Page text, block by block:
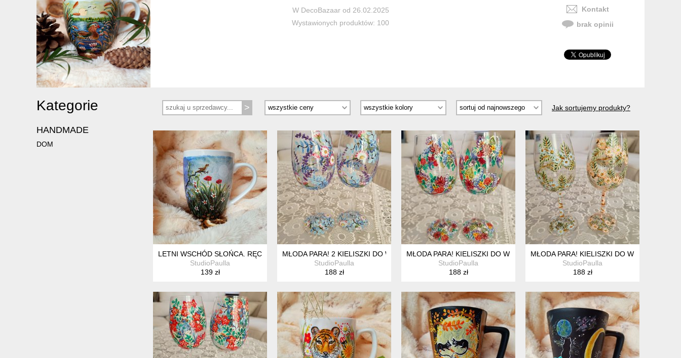
Kontakt
brak opinii
W DecoBazaar od 26.02.2025
Wystawionych produktów: 100
Kategorie
HANDMADE
DOM
Jak sortujemy produkty?
LETNI WSCHÓD SŁOŃCA. RĘCZNIE MALOWANY KUBEK 300 ML.
StudioPaulla
139 zł
MŁODA PARA! 2 KIELISZKI DO WINA 280 ML.
StudioPaulla
188 zł
MŁODA PARA! KIELISZKI DO WINA 280 ML 2 SZTUKI
StudioPaulla
188 zł
MŁODA PARA! KIELISZKI DO WINA 280 ML.
StudioPaulla
188 zł